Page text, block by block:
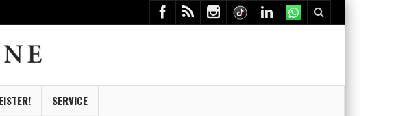
SERVICE